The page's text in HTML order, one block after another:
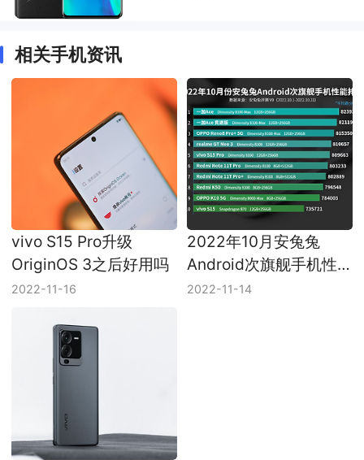
相关手机资讯
vivo S15 Pro升级
OriginOS 3之后好用吗
2022-11-16
2022年10月安兔兔
Android次旗舰手机性
能排行 VivoS15系列两
2022-11-14